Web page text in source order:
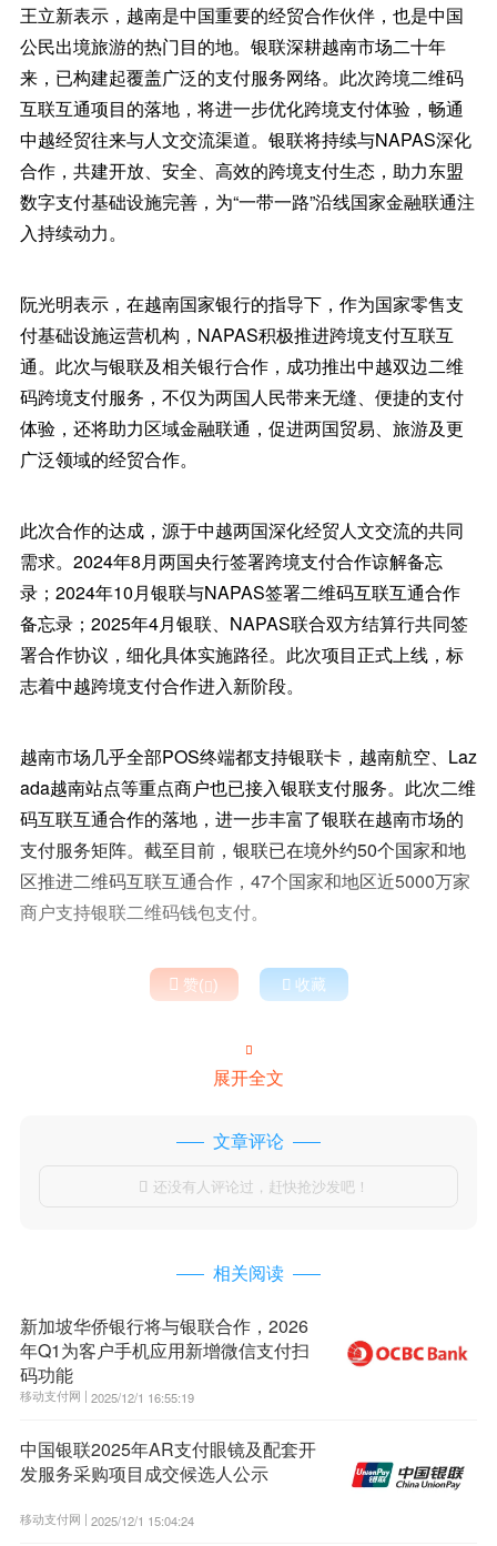
王立新表示，越南是中国重要的经贸合作伙伴，也是中国
公民出境旅游的热门目的地。银联深耕越南市场二十年
来，已构建起覆盖广泛的支付服务网络。此次跨境二维码
互联互通项目的落地，将进一步优化跨境支付体验，畅通
中越经贸往来与人文交流渠道。银联将持续与NAPAS深化
合作，共建开放、安全、高效的跨境支付生态，助力东盟
数字支付基础设施完善，为“一带一路”沿线国家金融联通注
入持续动力。
阮光明表示，在越南国家银行的指导下，作为国家零售支
付基础设施运营机构，NAPAS积极推进跨境支付互联互
通。此次与银联及相关银行合作，成功推出中越双边二维
码跨境支付服务，不仅为两国人民带来无缝、便捷的支付
体验，还将助力区域金融联通，促进两国贸易、旅游及更
广泛领域的经贸合作。
此次合作的达成，源于中越两国深化经贸人文交流的共同
需求。2024年8月两国央行签署跨境支付合作谅解备忘
录；2024年10月银联与NAPAS签署二维码互联互通合作
备忘录；2025年4月银联、NAPAS联合双方结算行共同签
署合作协议，细化具体实施路径。此次项目正式上线，标
志着中越跨境支付合作进入新阶段。
越南市场几乎全部POS终端都支持银联卡，越南航空、Laz
ada越南站点等重点商户也已接入银联支付服务。此次二维
码互联互通合作的落地，进一步丰富了银联在越南市场的
支付服务矩阵。截至目前，银联已在境外约50个国家和地
区推进二维码互联互通合作，47个国家和地区近5000万家
商户支持银联二维码钱包支付。
 赞()  收藏

展开全文
文章评论
 还没有人评论过，赶快抢沙发吧！
相关阅读
新加坡华侨银行将与银联合作，2026
年Q1为客户手机应用新增微信支付扫
码功能
移动支付网 | 2025/12/1 16:55:19
中国银联2025年AR支付眼镜及配套开
发服务采购项目成交候选人公示
移动支付网 | 2025/12/1 15:04:24